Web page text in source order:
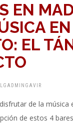
EN
EN
EL
de la música
de estos 4